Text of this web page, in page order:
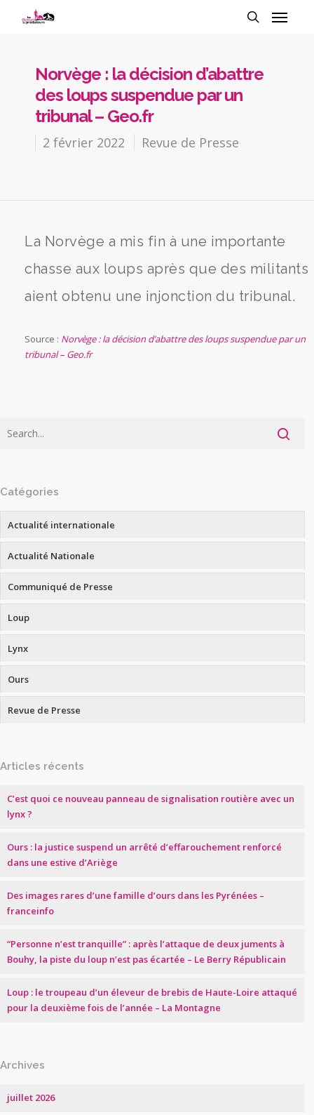
Norvège : la décision d’abattre
des loups suspendue par un
tribunal – Geo.fr
2 février 2022 Revue de Presse
La Norvège a mis fin à une importante
chasse aux loups après que des militants
aient obtenu une injonction du tribunal.
Source : Norvège : la décision d’abattre des loups suspendue par un
tribunal – Geo.fr
Catégories
Actualité internationale
Actualité Nationale
Communiqué de Presse
Loup
Lynx
Ours
Revue de Presse
Articles récents
C’est quoi ce nouveau panneau de signalisation routière avec un
lynx ?
Ours : la justice suspend un arrêté d’effarouchement renforcé
dans une estive d’Ariège
Des images rares d’une famille d’ours dans les Pyrénées –
franceinfo
“Personne n’est tranquille” : après l’attaque de deux juments à
Bouhy, la piste du loup n’est pas écartée – Le Berry Républicain
Loup : le troupeau d’un éleveur de brebis de Haute-Loire attaqué
pour la deuxième fois de l’année – La Montagne
Archives
juillet 2026